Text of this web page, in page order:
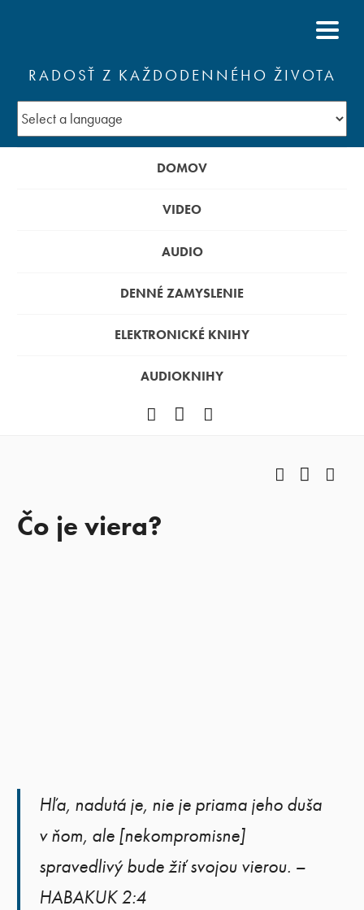
RADOSŤ Z KAŽDODENNÉHO ŽIVOTA
DOMOV
VIDEO
AUDIO
DENNÉ ZAMYSLENIE
ELEKTRONICKÉ KNIHY
AUDIOKNIHY
Facebook
YouTube
Facebook
Čo je viera?
Hľa, nadutá je, nie je priama jeho duša
v ňom, ale [nekompromisne]
spravedlivý bude žiť svojou vierou. –
HABAKUK 2:4